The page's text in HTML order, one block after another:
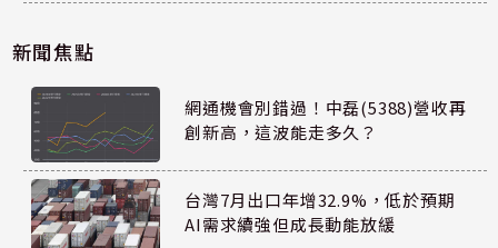
新聞焦點
網通機會別錯過！中磊(5388)營收再
創新高，這波能走多久？
台灣7月出口年增32.9%，低於預期
AI需求續強但成長動能放緩